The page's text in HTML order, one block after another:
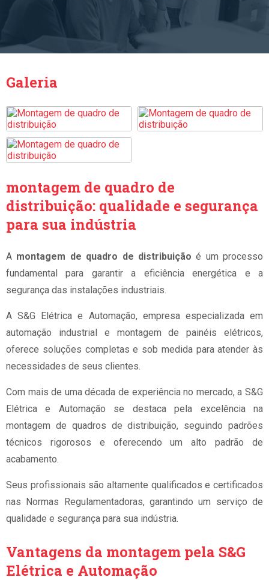
Galeria
montagem de quadro de
distribuição: qualidade e segurança
para sua indústria
A montagem de quadro de distribuição é um processo
fundamental para garantir a eficiência energética e a
segurança das instalações industriais.
A S&G Elétrica e Automação, empresa especializada em
automação industrial e montagem de painéis elétricos,
oferece soluções completas e sob medida para atender às
necessidades de seus clientes.
Com mais de uma década de experiência no mercado, a S&G
Elétrica e Automação se destaca pela excelência na
montagem de quadros de distribuição, seguindo padrões
técnicos rigorosos e oferecendo um alto padrão de
acabamento.
Seus profissionais são altamente qualificados e certificados
nas Normas Regulamentadoras, garantindo um serviço de
qualidade e segurança para sua indústria.
Vantagens da montagem pela S&G
Elétrica e Automação